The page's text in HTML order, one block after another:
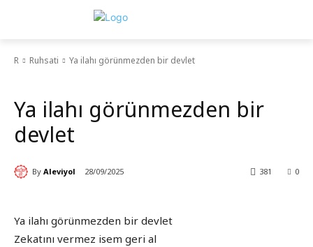
R Ruhsati Ya ilahı görünmezden bir devlet
Ya ilahı görünmezden bir
devlet
By Aleviyol 28/09/2025 0
381
Ya ilahı görünmezden bir devlet
Zekatını vermez isem geri al